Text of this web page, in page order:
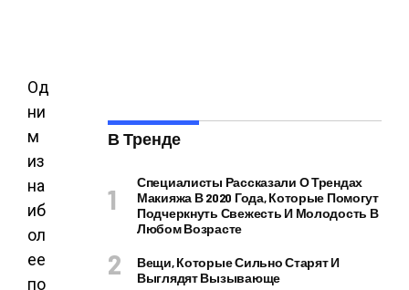
Од
ни
м
из
на
иб
ол
ее
по
В Тренде
Специалисты Рассказали О Трендах
Макияжа В 2020 Года, Которые Помогут
Подчеркнуть Свежесть И Молодость В
Любом Возрасте
Вещи, Которые Сильно Старят И
Выглядят Вызывающе